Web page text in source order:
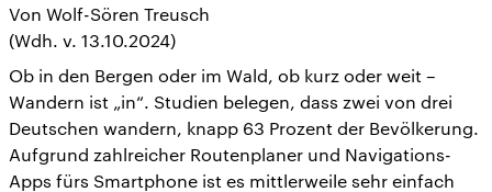
Von Wolf-Sören Treusch
(Wdh. v. 13.10.2024)
Ob in den Bergen oder im Wald, ob kurz oder weit –
Wandern ist „in“. Studien belegen, dass zwei von drei
Deutschen wandern, knapp 63 Prozent der Bevölkerung.
Aufgrund zahlreicher Routenplaner und Navigations-
Apps fürs Smartphone ist es mittlerweile sehr einfach